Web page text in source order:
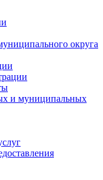
округа
и муниципальных